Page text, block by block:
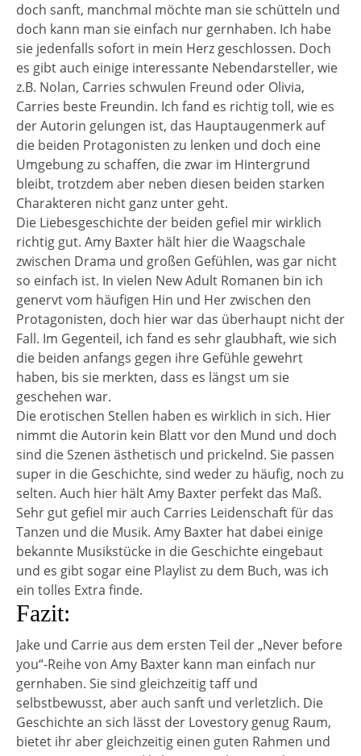
doch sanft, manchmal möchte man sie schütteln und
doch kann man sie einfach nur gernhaben. Ich habe
sie jedenfalls sofort in mein Herz geschlossen. Doch
es gibt auch einige interessante Nebendarsteller, wie
z.B. Nolan, Carries schwulen Freund oder Olivia,
Carries beste Freundin. Ich fand es richtig toll, wie es
der Autorin gelungen ist, das Hauptaugenmerk auf
die beiden Protagonisten zu lenken und doch eine
Umgebung zu schaffen, die zwar im Hintergrund
bleibt, trotzdem aber neben diesen beiden starken
Charakteren nicht ganz unter geht.
Die Liebesgeschichte der beiden gefiel mir wirklich
richtig gut. Amy Baxter hält hier die Waagschale
zwischen Drama und großen Gefühlen, was gar nicht
so einfach ist. In vielen New Adult Romanen bin ich
genervt vom häufigen Hin und Her zwischen den
Protagonisten, doch hier war das überhaupt nicht der
Fall. Im Gegenteil, ich fand es sehr glaubhaft, wie sich
die beiden anfangs gegen ihre Gefühle gewehrt
haben, bis sie merkten, dass es längst um sie
geschehen war.
Die erotischen Stellen haben es wirklich in sich. Hier
nimmt die Autorin kein Blatt vor den Mund und doch
sind die Szenen ästhetisch und prickelnd. Sie passen
super in die Geschichte, sind weder zu häufig, noch zu
selten. Auch hier hält Amy Baxter perfekt das Maß.
Sehr gut gefiel mir auch Carries Leidenschaft für das
Tanzen und die Musik. Amy Baxter hat dabei einige
bekannte Musikstücke in die Geschichte eingebaut
und es gibt sogar eine Playlist zu dem Buch, was ich
ein tolles Extra finde.
Fazit:
Jake und Carrie aus dem ersten Teil der „Never before
you“-Reihe von Amy Baxter kann man einfach nur
gernhaben. Sie sind gleichzeitig taff und
selbstbewusst, aber auch sanft und verletzlich. Die
Geschichte an sich lässt der Lovestory genug Raum,
bietet ihr aber gleichzeitig einen guten Rahmen und